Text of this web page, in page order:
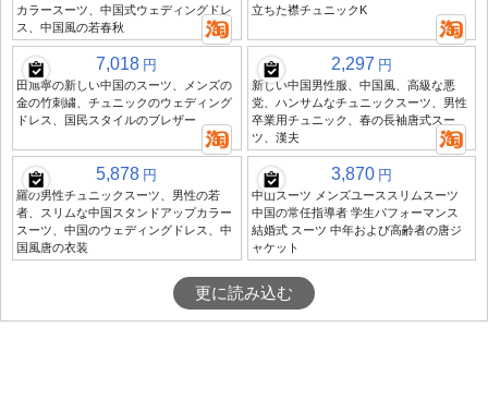
カラースーツ、中国式ウェディングドレ
ス、中国風の若春秋
立ちた襟チュニックK
7,018 円
田旭寧の新しい中国のスーツ、メンズの
金の竹刺繍、チュニックのウェディング
ドレス、国民スタイルのブレザー
2,297 円
新しい中国男性服、中国風、高級な悪
党、ハンサムなチュニックスーツ、男性
卒業用チュニック、春の長袖唐式スー
ツ、漢夫
5,878 円
羅の男性チュニックスーツ、男性の若
者、スリムな中国スタンドアップカラー
スーツ、中国のウェディングドレス、中
国風唐の衣装
3,870 円
中山スーツ メンズユーススリムスーツ
中国の常任指導者 学生パフォーマンス
結婚式 スーツ 中年および高齢者の唐ジ
ャケット
更に読み込む